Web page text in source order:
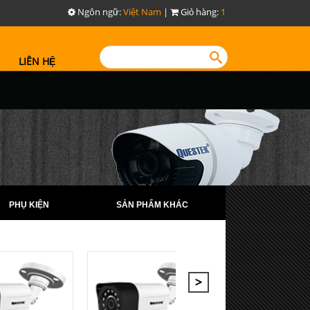
Ngôn ngữ:Việt Nam | Giỏ hàng: 1
LIÊN HỆ
PHỤ KIỆN SẢN PHẨM KHÁC